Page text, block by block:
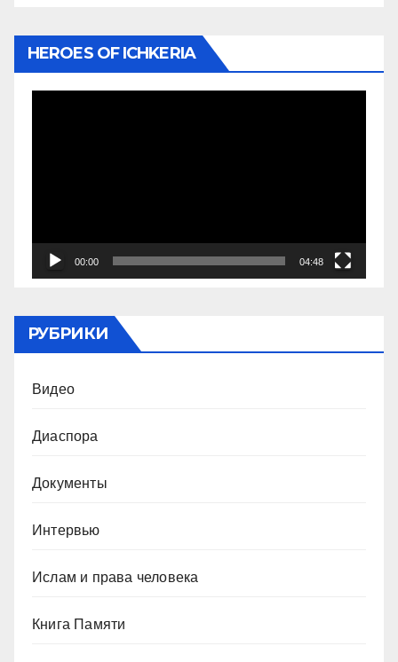
HEROES OF ICHKERIA
00:00 04:48
РУБРИКИ
Видео
Диаспора
Документы
Интервью
Ислам и права человека
Книга Памяти